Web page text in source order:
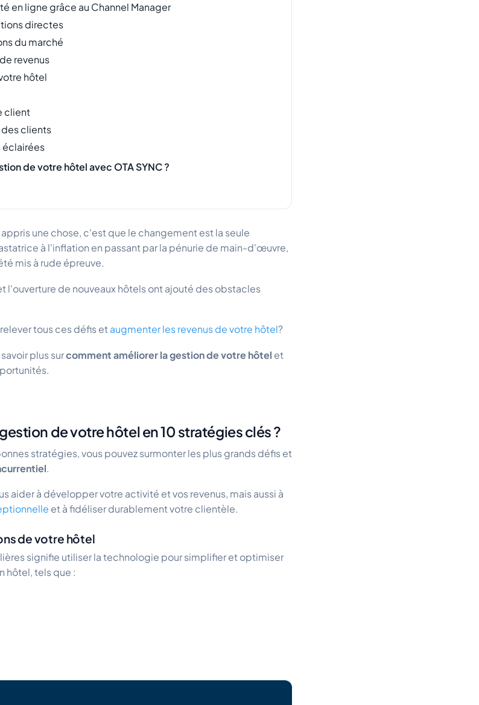
en ligne grâce au Channel Manager
directes
du marché
revenus
hôtel
client
des clients
éclairées
de votre hôtel avec OTA SYNC ?
une chose, c'est que le changement est la seule
à l'inflation en passant par la pénurie de main-d'œuvre,
mis à rude épreuve.
l'ouverture de nouveaux hôtels ont ajouté des obstacles
tous ces défis etaugmenter les revenus de votre hôtel?
plus surcomment améliorer la gestion de votre hôtel et
de votre hôtel en 10 stratégies clés ?
stratégies, vous pouvez surmonter les plus grands défis et
.
aider à développer votre activité et vos revenus, mais aussi à
et à fidéliser durablement votre clientèle.
de votre hôtel
signifie utiliser la technologie pour simplifier et optimiser
hôtel, tels que :